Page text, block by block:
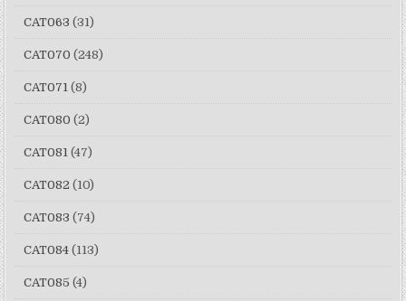
CAT063 (31)
CAT070 (248)
CAT071 (8)
CAT080 (2)
CAT081 (47)
CAT082 (10)
CAT083 (74)
CAT084 (113)
CAT085 (4)